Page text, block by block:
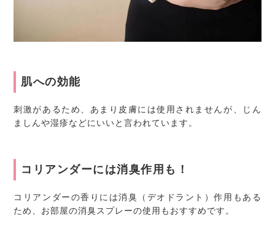
肌への効能
刺激があるため、あまり皮膚には使用されませんが、じん
ましんや湿疹などにいいと言われています。
コリアンダーには消臭作用も！
コリアンダーの香りには消臭（デオドラント）作用もある
ため、お部屋の消臭スプレーの使用もおすすめです。